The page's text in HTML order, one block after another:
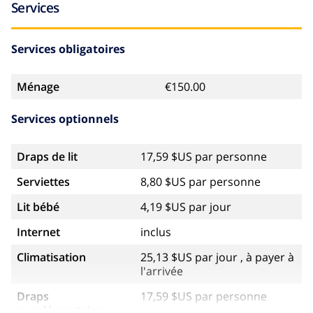
Services
Services obligatoires
Ménage €150.00
Services optionnels
Draps de lit
17,59 $US par personne
Serviettes
8,80 $US par personne
Lit bébé
4,19 $US par jour
Internet
inclus
Climatisation
25,13 $US par jour , à payer à
l'arrivée
Draps
17,59 $US par personne